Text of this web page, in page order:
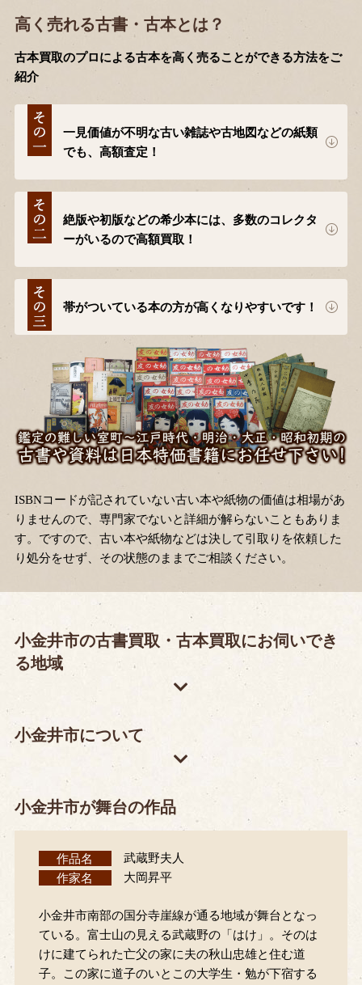
高く売れる古書・古本とは？
古本買取のプロによる古本を高く売ることができる方法をご
紹介
一見価値が不明な古い雑誌や古地図などの紙類
でも、高額査定！
絶版や初版などの希少本には、多数のコレクタ
ーがいるので高額買取！
帯がついている本の方が高くなりやすいです！
ISBNコードが記されていない古い本や紙物の価値は相場があ
りませんので、専門家でないと詳細が解らないこともありま
す。ですので、古い本や紙物などは決して引取りを依頼した
り処分をせず、その状態のままでご相談ください。
小金井市の古書買取・古本買取にお伺いでき
る地域
小金井市について
小金井市が舞台の作品
作品名
武蔵野夫人
作家名
大岡昇平
小金井市南部の国分寺崖線が通る地域が舞台となっ
ている。富士山の見える武蔵野の「はけ」。そのは
けに建てられた亡父の家に夫の秋山忠雄と住む道
子。この家に道子のいとこの大学生・勉が下宿する